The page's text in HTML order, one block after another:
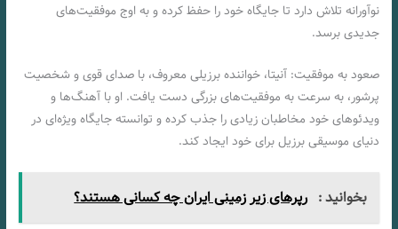
نوآورانه تلاش دارد تا جایگاه خود را حفظ کرده و به اوج موفقیت‌های
جدیدی برسد.
صعود به موفقیت: آنیتا، خواننده برزیلی معروف، با صدای قوی و شخصیت
پرشور، به سرعت به موفقیت‌های بزرگی دست یافت. او با آهنگ‌ها و
ویدئوهای خود مخاطبان زیادی را جذب کرده و توانسته جایگاه ویژه‌ای در
دنیای موسیقی برزیل برای خود ایجاد کند.
بخوانید : رپرهای زیر زمینی ایران چه کسانی هستند؟